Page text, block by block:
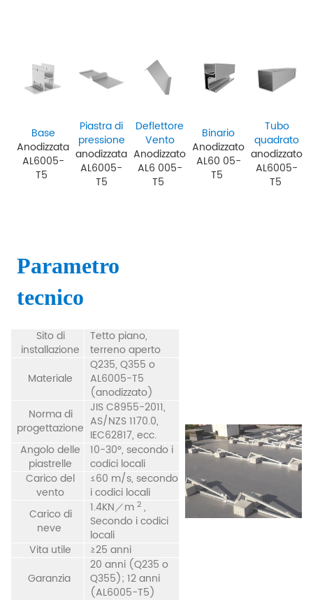
Base
Anodizzata
AL6005-
T5
Piastra di
pressione
anodizzata
AL6005-
T5
Deflettore
Vento
Anodizzato
AL6 005-
T5
Binario
Anodizzato
AL60 05-
T5
Tubo
quadrato
anodizzato
AL6005-
T5
Parametro
tecnico
Sito di
installazione
Tetto piano,
terreno aperto
Materiale
Q235, Q355 o
AL6005-T5
(anodizzato)
Norma di
progettazione
JIS C8955-2011,
AS/NZS 1170.0,
IEC62817, ecc.
Angolo delle
piastrelle
10-30°, secondo i
codici locali
Carico del
vento
≤60 m/s, secondo
i codici locali
Carico di
neve
1.4KN／m 2 ,
Secondo i codici
locali
Vita utile
≥25 anni
Garanzia
20 anni (Q235 o
Q355); 12 anni
(AL6005-T5)